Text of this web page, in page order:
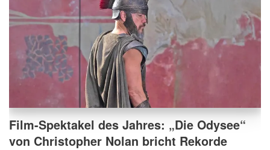
Film-Spektakel des Jahres: „Die Odysee“
von Christopher Nolan bricht Rekorde